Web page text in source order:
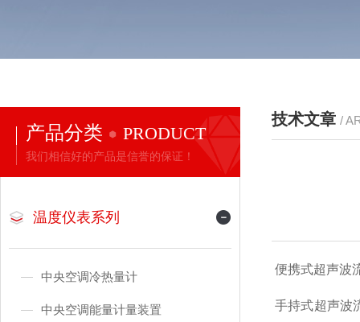
产品分类 PRODUCT
我们相信好的产品是信誉的保证！
温度仪表系列
中央空调冷热量计
中央空调能量计量装置
技术文章 /
便携式超声波
手持式超声波